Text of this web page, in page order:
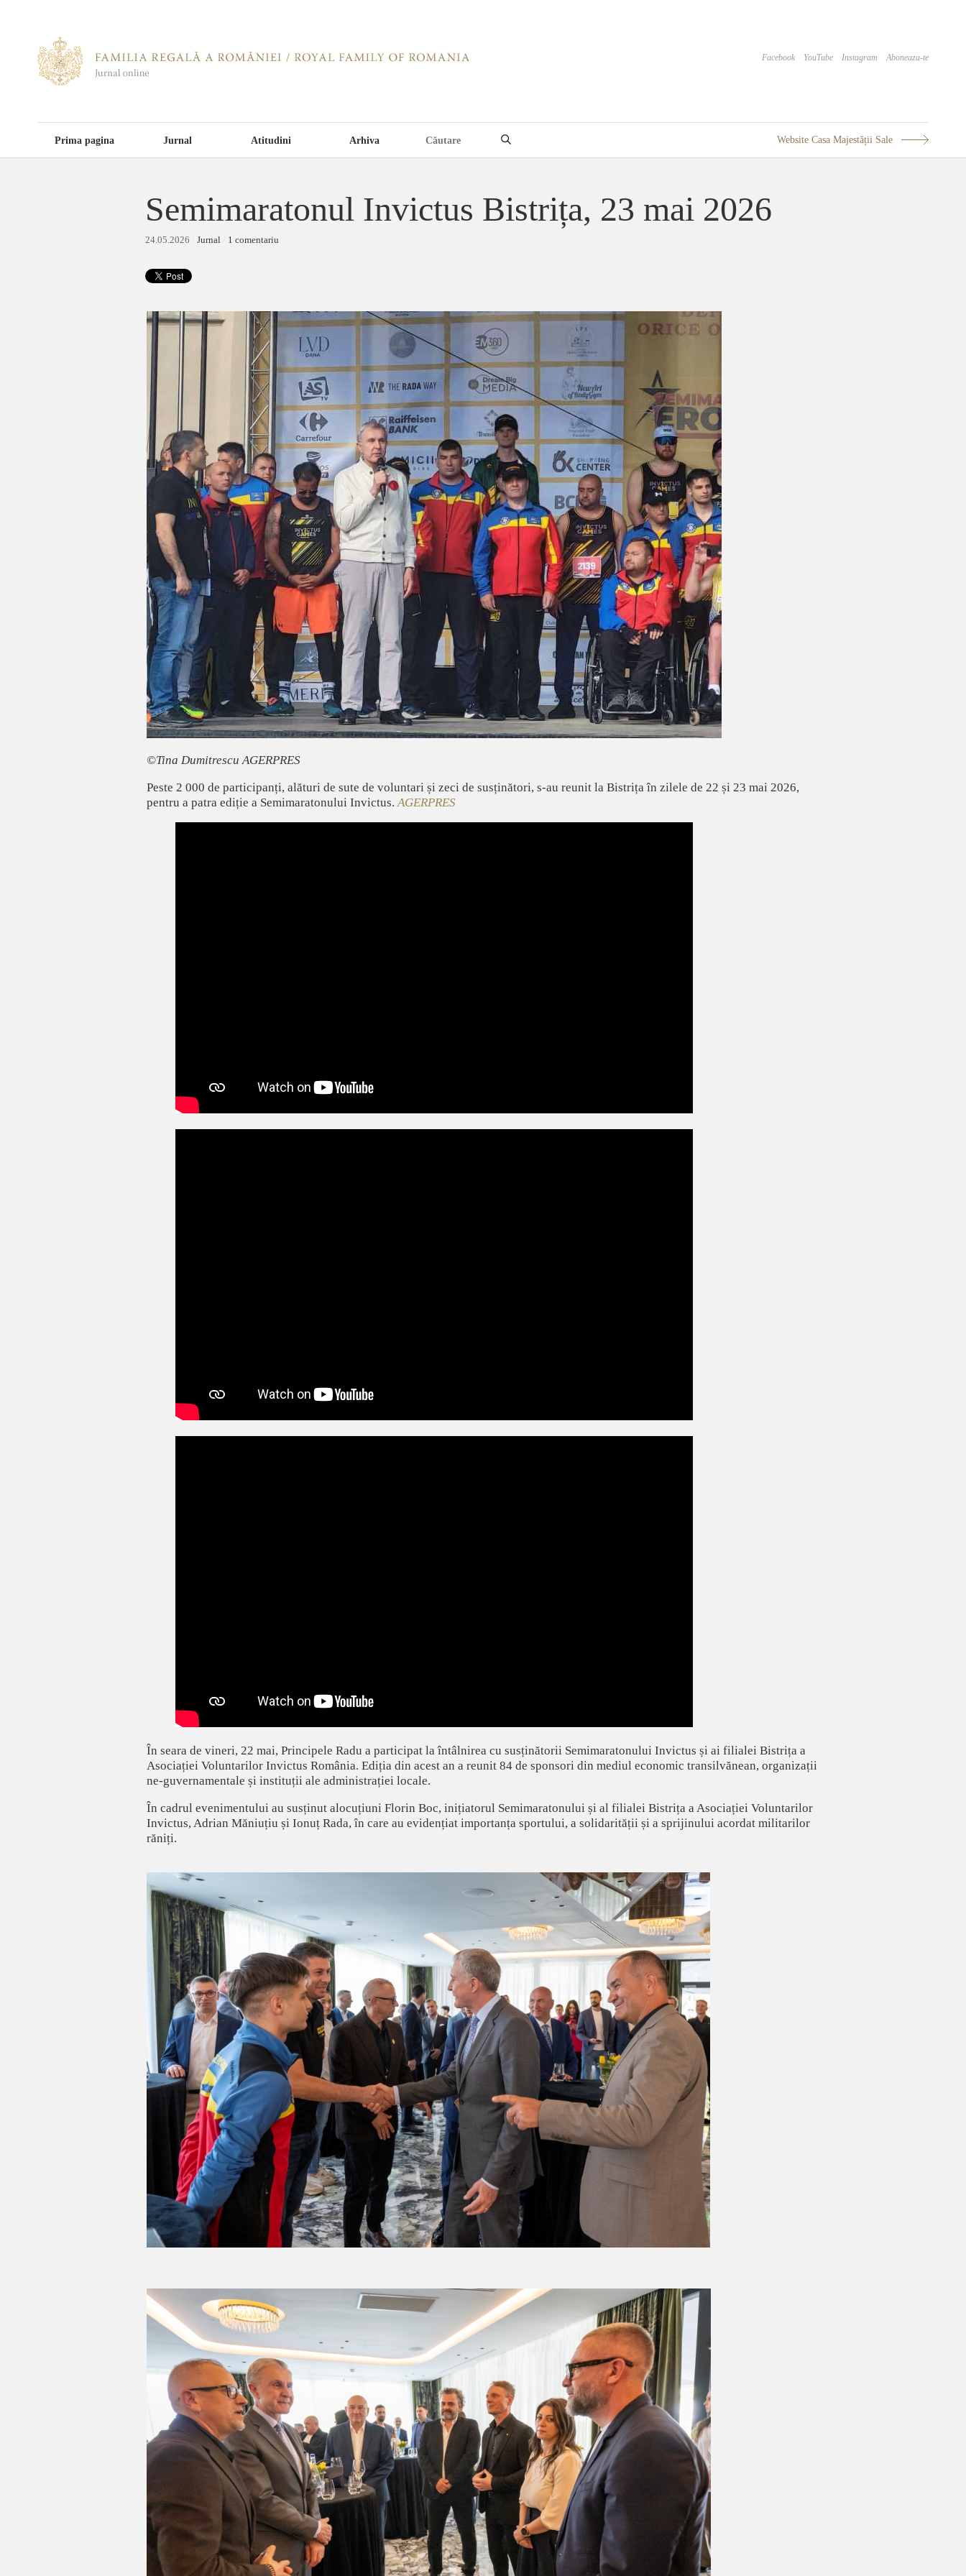
Facebook YouTube Instagram Aboneaza-te
Prima pagina Jurnal Atitudini Arhiva Website Casa Majestății Sale
Semimaratonul Invictus Bistrița, 23 mai 2026
24.05.2026 Jurnal 1 comentariu
©Tina Dumitrescu AGERPRES
Peste 2 000 de participanți, alături de sute de voluntari și zeci de susținători, s-au reunit la Bistrița în zilele de 22 și 23 mai 2026,
pentru a patra ediție a Semimaratonului Invictus.AGERPRES
În seara de vineri, 22 mai, Principele Radu a participat la întâlnirea cu susținătorii Semimaratonului Invictus și ai filialei Bistrița a
Asociației Voluntarilor Invictus România. Ediția din acest an a reunit 84 de sponsori din mediul economic transilvănean, organizații
ne-guvernamentale și instituții ale administrației locale.
În cadrul evenimentului au susținut alocuțiuni Florin Boc, inițiatorul Semimaratonului și al filialei Bistrița a Asociației Voluntarilor
Invictus, Adrian Măniuțiu și Ionuț Rada, în care au evidențiat importanța sportului, a solidarității și a sprijinului acordat militarilor
răniți.